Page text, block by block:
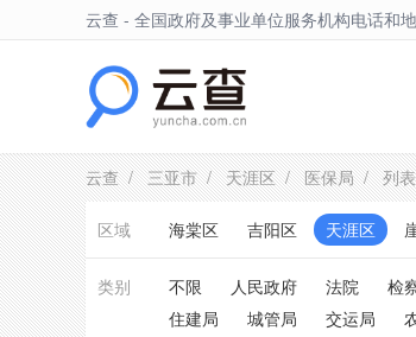
云查 - 全国政府及事业单位服务机构电话和
云查/三亚市/天涯区/医保局/ 列表
区域 海棠区 吉阳区 天涯区
类别 不限 人民政府 法院 检
住建局
城管局 交运局